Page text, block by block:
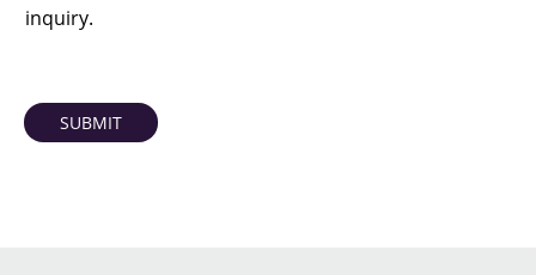
inquiry.
SUBMIT